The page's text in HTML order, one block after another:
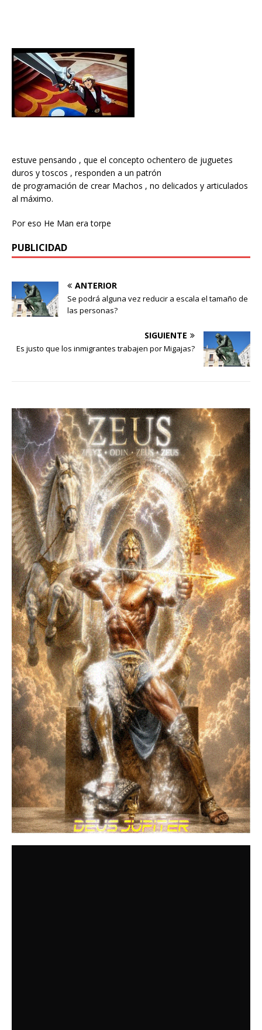
estuve pensando , que el concepto ochentero de juguetes
duros y toscos , responden a un patrón
de programación de crear Machos , no delicados y articulados
al máximo.
Por eso He Man era torpe
PUBLICIDAD
ANTERIOR
Se podrá alguna vez reducir a escala el tamaño de
las personas?
SIGUIENTE
Es justo que los inmigrantes trabajen por Migajas?